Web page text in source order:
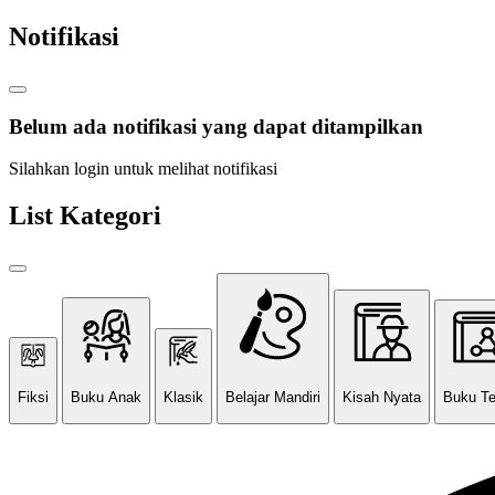
Notifikasi
Belum ada notifikasi yang dapat ditampilkan
Silahkan login untuk melihat notifikasi
List Kategori
Fiksi Buku Anak Klasik Belajar Mandiri Kisah Nyata Buku